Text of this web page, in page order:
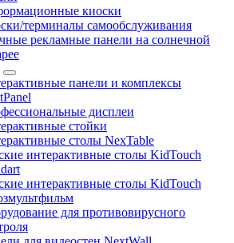
киоски
терминалы самообслуживания
рекламные панели на солнечной
панели и комплексы
дисплеи
стойки
столы NexTable
интерактивные столы KidTouch
интерактивные столы KidTouch
для противовирусного